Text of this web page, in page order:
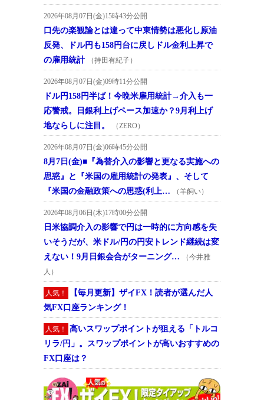
2026年08月07日(金)15時43分公開
口先の楽観論とは違って中東情勢は悪化し原油
反発、ドル円も158円台に戻しドル金利上昇で
の雇用統計
（持田有紀子）
2026年08月07日(金)09時11分公開
ドル円158円半ば！今晩米雇用統計→介入も一
応警戒。日銀利上げペース加速か？9月利上げ
地ならしに注目。
（ZERO）
2026年08月07日(金)06時45分公開
8月7日(金)■『為替介入の影響と更なる実施への
思惑』と『米国の雇用統計の発表』、そして
『米国の金融政策への思惑(利上…
（羊飼い）
2026年08月06日(木)17時00分公開
日米協調介入の影響で円は一時的に方向感を失
いそうだが、米ドル/円の円安トレンド継続は変
えない！9月日銀会合がターニング…
（今井雅
人）
人気！
【毎月更新】ザイFX！読者が選んだ人
気FX口座ランキング！
人気！
高いスワップポイントが狙える「トルコ
リラ/円」。スワップポイントが高いおすすめの
FX口座は？